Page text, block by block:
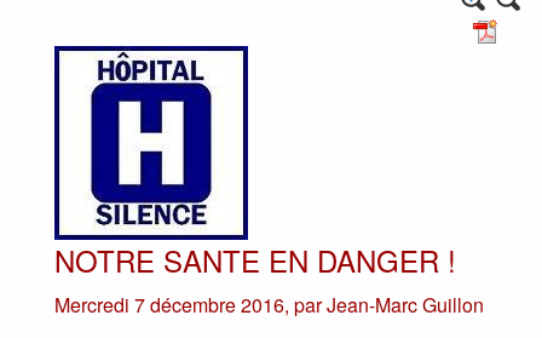
NOTRE SANTE EN DANGER !
Mercredi 7 décembre 2016, parJean-Marc Guillon